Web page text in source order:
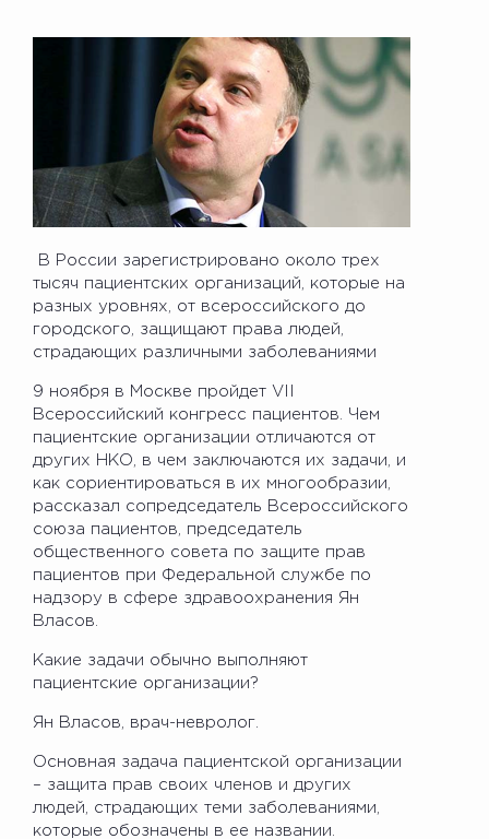
В России зарегистрировано около трех
тысяч пациентских организаций, которые на
разных уровнях, от всероссийского до
городского, защищают права людей,
страдающих различными заболеваниями
9 ноября в Москве пройдет VII
Всероссийский конгресс пациентов. Чем
пациентские организации отличаются от
других НКО, в чем заключаются их задачи, и
как сориентироваться в их многообразии,
рассказал сопредседатель Всероссийского
союза пациентов, председатель
общественного совета по защите прав
пациентов при Федеральной службе по
надзору в сфере здравоохранения Ян
Власов.
Какие задачи обычно выполняют
пациентские организации?
Ян Власов, врач-невролог.
Основная задача пациентской организации
– защита прав своих членов и других
людей, страдающих теми заболеваниями,
которые обозначены в ее названии.